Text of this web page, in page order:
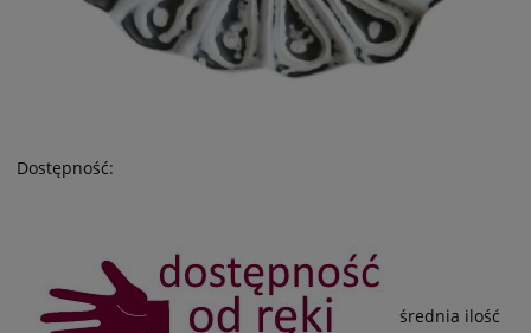
Dostępność:
średnia ilość